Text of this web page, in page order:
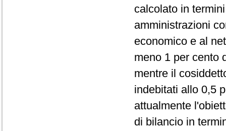
calcolato in
amministrazioni
economico e al
meno 1 per cento
mentre il
indebitati allo 0,5
attualmente
di bilancio in